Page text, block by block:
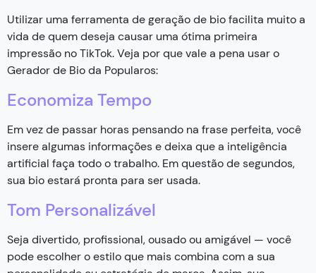
Utilizar uma ferramenta de geração de bio facilita muito a
vida de quem deseja causar uma ótima primeira
impressão no TikTok. Veja por que vale a pena usar o
Gerador de Bio da Popularos:
Economiza Tempo
Em vez de passar horas pensando na frase perfeita, você
insere algumas informações e deixa que a inteligência
artificial faça todo o trabalho. Em questão de segundos,
sua bio estará pronta para ser usada.
Tom Personalizável
Seja divertido, profissional, ousado ou amigável — você
pode escolher o estilo que mais combina com a sua